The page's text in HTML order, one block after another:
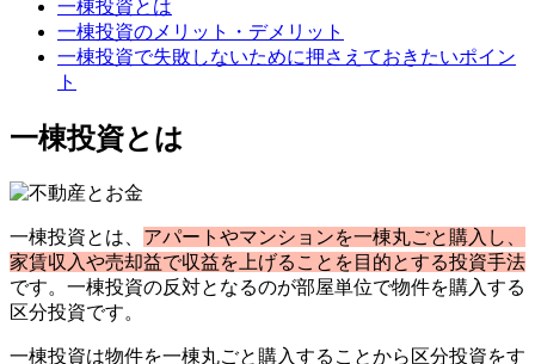
一棟投資とは
一棟投資のメリット・デメリット
一棟投資で失敗しないために押さえておきたいポイン
ト
一棟投資とは
一棟投資とは、 アパートやマンションを一棟丸ごと購入し、
家賃収入や売却益で収益を上げることを目的とする投資手法
です。一棟投資の反対となるのが部屋単位で物件を購入する
区分投資です。
一棟投資は物件を一棟丸ごと購入することから区分投資をす